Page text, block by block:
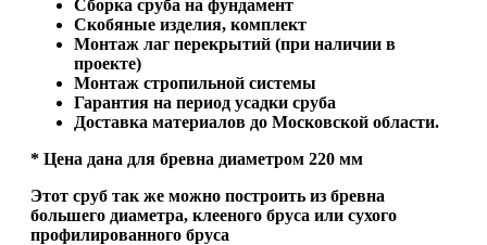
Сборка сруба на фундамент
Скобяные изделия, комплект
Монтаж лаг перекрытий (при наличии в
проекте)
Монтаж стропильной системы
Гарантия на период усадки сруба
Доставка материалов до Московской области.
* Цена дана для бревна диаметром 220 мм
Этот сруб так же можно построить из бревна
большего диаметра, клееного бруса или сухого
профилированного бруса